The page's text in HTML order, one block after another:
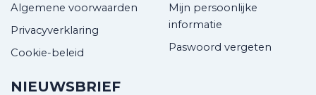
Algemene voorwaarden
Privacyverklaring
Cookie-beleid
Mijn persoonlijke
informatie
Paswoord vergeten
NIEUWSBRIEF